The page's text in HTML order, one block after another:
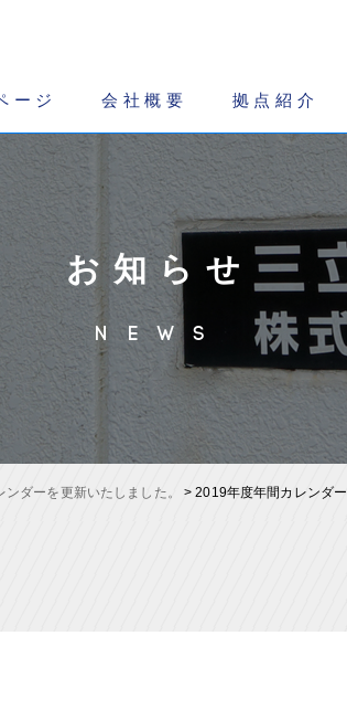
ージ 会社概要 拠点紹介
お知らせ
NEWS
ダーを更新いたしました。 >2019年度年間カレンダー